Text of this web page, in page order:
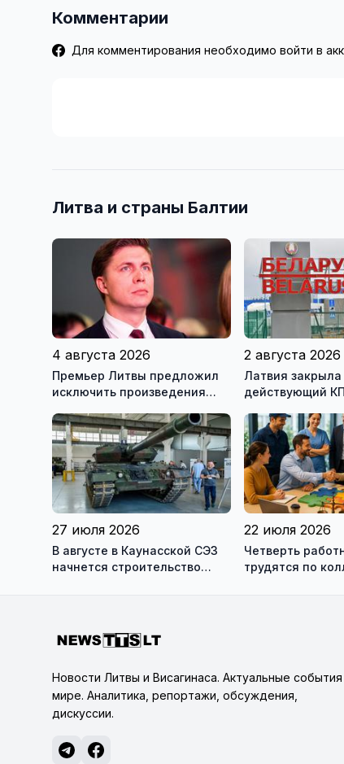
Комментарии
Для комментирования необходимо войти в
Литва и страны Балтии
4 августа 2026
Премьер Литвы предложил
исключить произведения
рекомендуемой литературы
2 августа 2026
Латвия
действующий
27 июля 2026
В августе в Каунасской СЭЗ
начнется строительство
22 июля 2026
Четверть
трудятся по
Новости Литвы и Висагинаса. Актуальные события
мире. Аналитика, репортажи, обсуждения,
дискуссии.